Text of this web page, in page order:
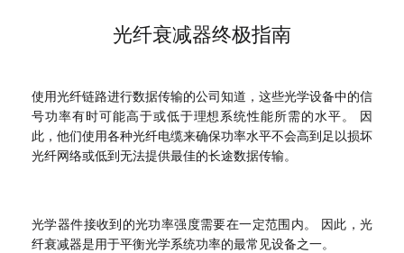
光纤衰减器终极指南
使用光纤链路进行数据传输的公司知道，这些光学设备中的信
号功率有时可能高于或低于理想系统性能所需的水平。 因
此，他们使用各种光纤电缆来确保功率水平不会高到足以损坏
光纤网络或低到无法提供最佳的长途数据传输。
光学器件接收到的光功率强度需要在一定范围内。 因此，光
纤衰减器是用于平衡光学系统功率的最常见设备之一。